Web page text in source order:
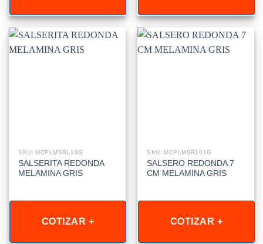
SKU: MCPLMSRL10G
SALSERITA REDONDA
MELAMINA GRIS
COTIZAR +
SKU: MCPLMSRL01G
SALSERO REDONDA 7
CM MELAMINA GRIS
COTIZAR +